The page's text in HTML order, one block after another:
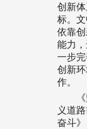
创新
标。
依靠
能力
一步
创新
作。
义道
奋斗